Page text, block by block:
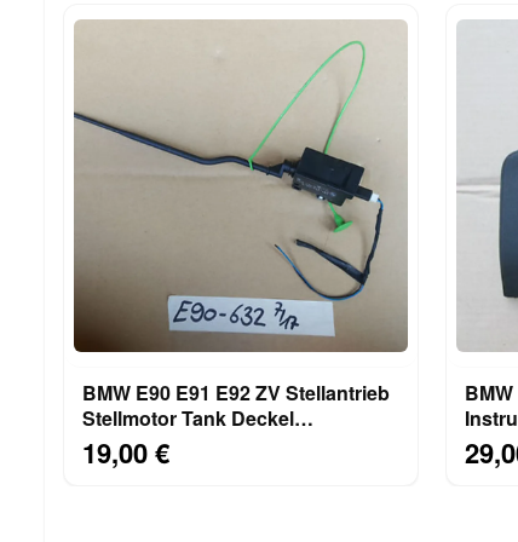
BMW E90 E91 E92 ZV Stellantrieb
Stellmotor Tank Deckel
Einfüllklappe 6987632
19,00 €